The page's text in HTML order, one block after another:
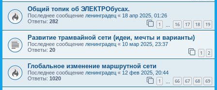
Общий топик об ЭЛЕКТРОбусах.
Последнее сообщение ленинградец « 18 апр 2025, 01:26
Ответы: 282 1 16 17 18 19
Развитие трамвайной сети (идеи, мечты и варианты)
Последнее сообщение ленинградец « 10 мар 2025, 23:37
Ответы: 20 1 2
Глобальное изменение маршрутной сети
Последнее сообщение ленинградец « 12 фев 2025, 20:44
Ответы: 1020 1 66 67 68 69